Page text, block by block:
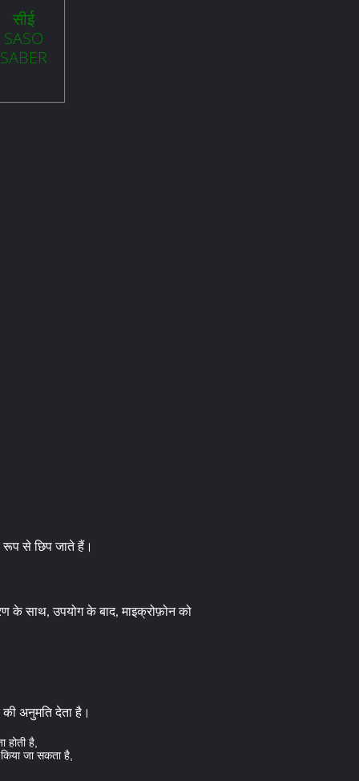
सीई
SASO
SABER
से छिप जाते हैं।
के साथ, उपयोग के बाद, माइक्रोफ़ोन को
अनुमति देता है।
है,
जा सकता है,